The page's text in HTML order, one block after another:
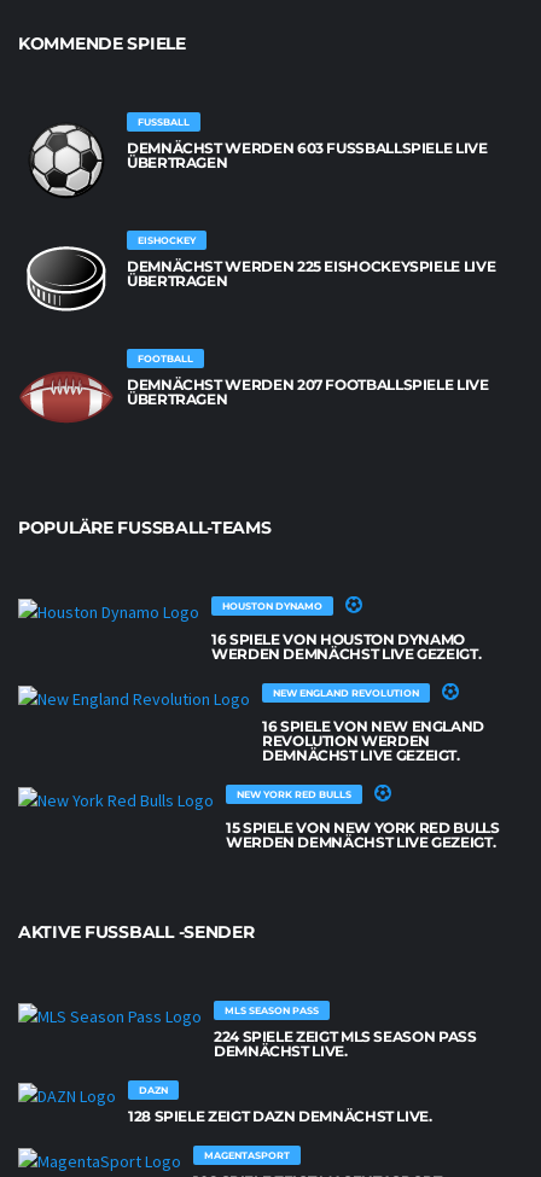
KOMMENDE SPIELE
FUSSBALL
DEMNÄCHST WERDEN 603 FUSSBALLSPIELE LIVE Ü
BERTRAGEN
EISHOCKEY
DEMNÄCHST WERDEN 225 EISHOCKEYSPIELE LIVE
ÜBERTRAGEN
FOOTBALL
DEMNÄCHST WERDEN 207 FOOTBALLSPIELE LIVE
ÜBERTRAGEN
POPULÄRE FUSSBALL-TEAMS
HOUSTON DYNAMO
16 SPIELE VON HOUSTON DYNAMO
WERDEN DEMNÄCHST LIVE GEZEIGT.
NEW ENGLAND REVOLUTION
16 SPIELE VON NEW ENGLAND
REVOLUTION WERDEN
DEMNÄCHST LIVE GEZEIGT.
NEW YORK RED BULLS
15 SPIELE VON NEW YORK RED BULLS
WERDEN DEMNÄCHST LIVE GEZEIGT.
AKTIVE FUSSBALL -SENDER
MLS SEASON PASS
224 SPIELE ZEIGT MLS SEASON PASS
DEMNÄCHST LIVE.
DAZN
128 SPIELE ZEIGT DAZN DEMNÄCHST LIVE.
MAGENTASPORT